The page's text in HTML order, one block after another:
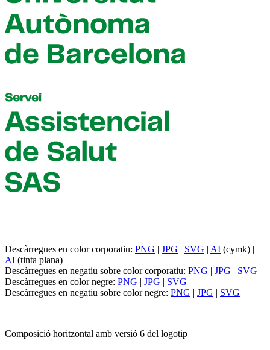
Descàrregues en color corporatiu: PNG | JPG | SVG | AI (cymk) |
AI (tinta plana)
Descàrregues en negatiu sobre color corporatiu: PNG | JPG | SVG
Descàrregues en color negre: PNG | JPG | SVG
Descàrregues en negatiu sobre color negre: PNG | JPG | SVG
Composició horitzontal amb versió 6 del logotip